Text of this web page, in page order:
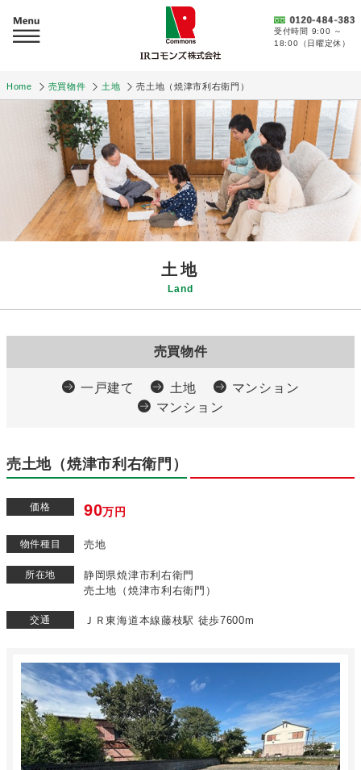
受付時間 9:00 ～
18:00（日曜定休）
Home 売買物件 土地 売土地（焼津市利右衛門）
土地
Land
売買物件
一戸建て 土地
マンション
マンション
売土地（焼津市利右衛門）
価格 90万円
物件種目 売地
所在地
静岡県焼津市利右衛門
売土地（焼津市利右衛門）
交通 ＪＲ東海道本線藤枝駅 徒歩7600m